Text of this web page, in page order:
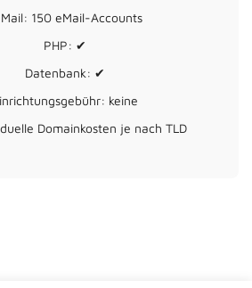
150 eMail-Accounts
PHP: ✔
Datenbank: ✔
keine
Domainkosten je nach TLD